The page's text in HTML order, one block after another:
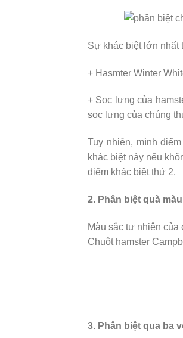
Sự khác biệt lớn nhất
+ Hasmter Winter
+ Sọc lưng của
sọc lưng của chúng
Tuy nhiên, mình
khác biệt này nếu
điểm khác biệt thứ 2.
2. Phân biệt quà
Màu sắc tự nhiên của
Chuột hamster
3. Phân biệt qua ba